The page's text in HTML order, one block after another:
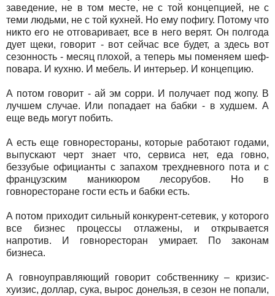
заведение, не в том месте, не с той концепцией, не с
теми людьми, не с той кухней. Но ему пофигу. Потому что
никто его не отговаривает, все в него верят. Он полгода
дует щеки, говорит - вот сейчас все будет, а здесь вот
сезонность - месяц плохой, а теперь мы поменяем шеф-
повара. И кухню. И мебель. И интерьер. И концепцию.
А потом говорит - ай эм сорри. И получает под жопу. В
лучшем случае. Или попадает на бабки - в худшем. А
еще ведь могут побить.
А есть еще говнорестораны, которые работают годами,
выпускают черт знает что, сервиса нет, еда говно,
беззубые официанты с запахом трехдневного пота и с
французским маникюром лесорубов. Но в
говноресторане гости есть и бабки есть.
А потом приходит сильный конкурент-сетевик, у которого
все бизнес процессы отлажены, и открывается
напротив. И говноресторан умирает. По законам
бизнеса.
А говноуправляющий говорит собственнику – кризис-
хуизис, доллар, сука, вырос донельзя, в сезон не попали,